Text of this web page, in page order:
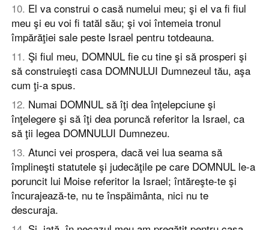
10. El va construi o casă numelui meu; şi el va fi fiul
meu şi eu voi fi tatăl său; şi voi întemeia tronul
împărăţiei sale peste Israel pentru totdeauna.
11. Şi fiul meu, DOMNUL fie cu tine şi să prosperi şi
să construieşti casa DOMNULUI Dumnezeul tău, aşa
cum ţi-a spus.
12. Numai DOMNUL să îţi dea înţelepciune şi
înţelegere şi să îţi dea poruncă referitor la Israel, ca
să ţii legea DOMNULUI Dumnezeu.
13. Atunci vei prospera, dacă vei lua seama să
împlineşti statutele şi judecăţile pe care DOMNUL le-a
poruncit lui Moise referitor la Israel; întăreşte-te şi
încurajează-te, nu te înspăimânta, nici nu te
descuraja.